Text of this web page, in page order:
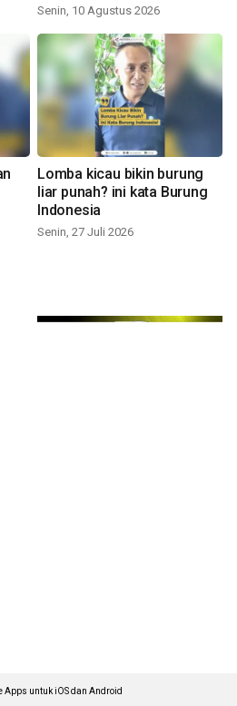
Senin, 10 Agustus 2026
Lomba kicau bikin burung
liar punah? ini kata Burung
Indonesia
Senin, 27 Juli 2026
Apps untuk iOS dan Android